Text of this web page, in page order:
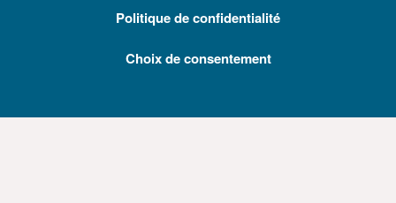
Politique de confidentialité
Choix de consentement